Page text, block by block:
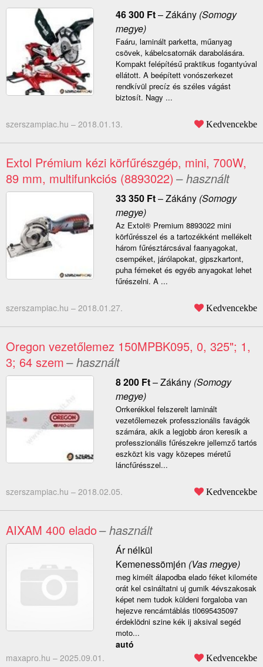
46 300 Ft–Zákány(Somogy
megye)
Faáru, laminált parketta, műanyag
csövek, kábelcsatornák darabolására.
Kompakt felépítésű praktikus fogantyúval
ellátott. A beépített vonószerkezet
rendkívül precíz és széles vágást
biztosít. Nagy ...
szerszampiac.hu – 2018.01.13. Kedvencekbe
Extol Prémium kézi körfűrészgép, mini, 700W,
89 mm, multifunkciós (8893022) – használt
33 350 Ft–Zákány(Somogy
megye)
Az Extol® Premium 8893022 mini
körfűrésszel és a tartozékként mellékelt
három fűrésztárcsával faanyagokat,
csempéket, járólapokat, gipszkartont,
puha fémeket és egyéb anyagokat lehet
fűrészelni. A ...
szerszampiac.hu – 2018.01.27. Kedvencekbe
Oregon vezetőlemez 150MPBK095, 0, 325"; 1,
3; 64 szem– használt
8 200 Ft–Zákány(Somogy
megye)
Orrkerékkel felszerelt laminált
vezetőlemezek professzionális favágók
számára, akik a legjobb áron keresik a
professzionális fűrészekre jellemző tartós
eszközt kis vagy közepes méretű
láncfűrésszel...
szerszampiac.hu – 2018.02.05. Kedvencekbe
AIXAM 400 elado– használt
Ár nélkül
Kemenessömjén (Vas megye)
meg kimélt álapodba elado féket kilométe
orát kel csináltatni uj gumik 4évszakosak
képet nem tudok küldeni forgaloba van
hejezve rencámtáblás tl0695435097
érdeklödni szine kék ij aksival segéd
moto...
autó
maxapro.hu – 2025.09.01. Kedvencekbe